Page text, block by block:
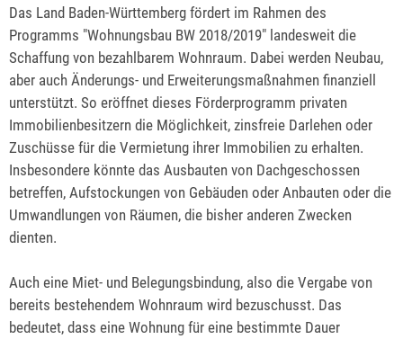
Das Land Baden-Württemberg fördert im Rahmen des
Programms "Wohnungsbau BW 2018/2019" landesweit die
Schaffung von bezahlbarem Wohnraum. Dabei werden Neubau,
aber auch Änderungs- und Erweiterungsmaßnahmen finanziell
unterstützt. So eröffnet dieses Förderprogramm privaten
Immobilienbesitzern die Möglichkeit, zinsfreie Darlehen oder
Zuschüsse für die Vermietung ihrer Immobilien zu erhalten.
Insbesondere könnte das Ausbauten von Dachgeschossen
betreffen, Aufstockungen von Gebäuden oder Anbauten oder die
Umwandlungen von Räumen, die bisher anderen Zwecken
dienten.
Auch eine Miet- und Belegungsbindung, also die Vergabe von
bereits bestehendem Wohnraum wird bezuschusst. Das
bedeutet, dass eine Wohnung für eine bestimmte Dauer